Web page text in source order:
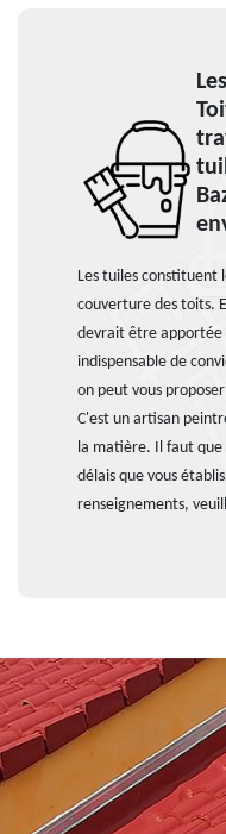
Les tuiles constituent
couverture des toits.
devrait être apportée
indispensable de
on peut vous
C'est un artisan
la matière. Il faut que
délais que vous
renseignements,